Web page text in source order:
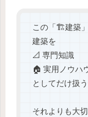
この「🏗️建築」
建築を
📐 専門知識
🏠 実用ノウハ
としてだけ扱
それよりも大